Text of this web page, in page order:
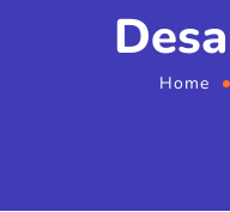
Home